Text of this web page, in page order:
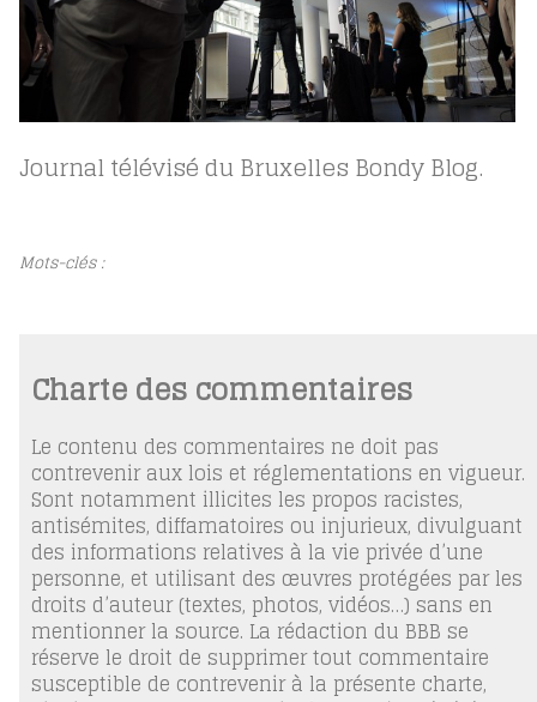
Journal télévisé du Bruxelles Bondy Blog.
Mots-clés :
Charte des commentaires
Le contenu des commentaires ne doit pas
contrevenir aux lois et réglementations en vigueur.
Sont notamment illicites les propos racistes,
antisémites, diffamatoires ou injurieux, divulguant
des informations relatives à la vie privée d’une
personne, et utilisant des œuvres protégées par les
droits d’auteur (textes, photos, vidéos…) sans en
mentionner la source. La rédaction du BBB se
réserve le droit de supprimer tout commentaire
susceptible de contrevenir à la présente charte,